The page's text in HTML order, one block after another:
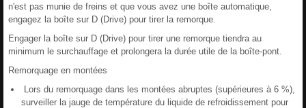
n'est pas munie de freins et que vous avez une boîte automatique,
engagez la boîte sur D (Drive) pour tirer la remorque.
Engager la boîte sur D (Drive) pour tirer une remorque tiendra au
minimum le surchauffage et prolongera la durée utile de la boîte-pont.
Remorquage en montées
Lors du remorquage dans les montées abruptes (supérieures à 6 %),
surveiller la jauge de température du liquide de refroidissement pour